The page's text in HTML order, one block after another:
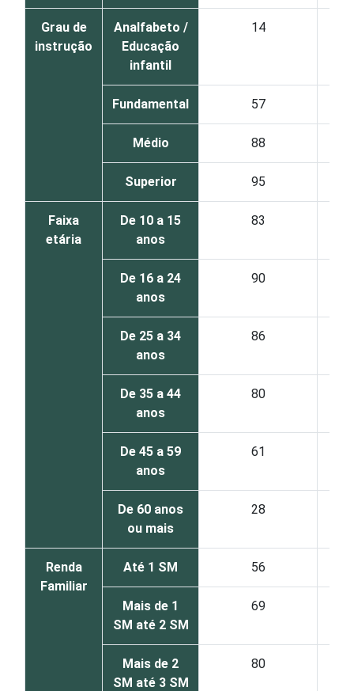
Grau de
instrução
Analfabeto /
Educação
infantil
14
Fundamental 57
Médio 88
Superior 95
Faixa
etária
De 10 a 15
anos
83
De 16 a 24
anos
90
De 25 a 34
anos
86
De 35 a 44
anos
80
De 45 a 59
anos
61
De 60 anos
ou mais
28
Renda
Familiar
Até 1 SM 56
Mais de 1
SM até 2 SM
69
Mais de 2
SM até 3 SM
80